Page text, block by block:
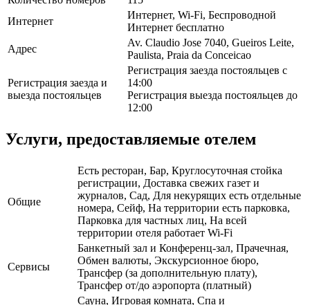
Интернет
Интернет, Wi-Fi, Беспроводной
Интернет бесплатно
Адрес
Av. Claudio Jose 7040, Gueiros Leite,
Paulista, Praia da Conceicao
Регистрация заезда и
выезда постояльцев
Регистрация заезда постояльцев с
14:00
Регистрация выезда постояльцев до
12:00
Услуги, предоставляемые отелем
Общие
Есть ресторан, Бар, Круглосуточная стойка
регистрации, Доставка свежих газет и
журналов, Сад, Для некурящих есть отдельные
номера, Сейф, На территории есть парковка,
Парковка для частных лиц, На всей
территории отеля работает Wi-Fi
Сервисы
Банкетный зал и Конференц-зал, Прачечная,
Обмен валюты, Экскурсионное бюро,
Трансфер (за дополнительную плату),
Трансфер от/до аэропорта (платный)
Сауна, Игровая комната, Спа и